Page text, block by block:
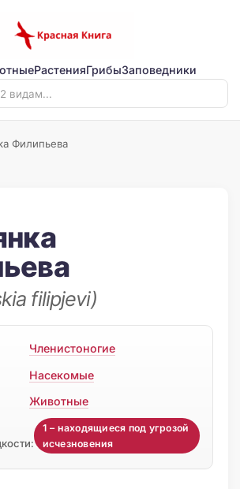
РастенияГрибыЗаповедники
Филипьева
filipjevi)
Членистоногие
Насекомые
Животные
1 – находящиеся под угрозой
исчезновения